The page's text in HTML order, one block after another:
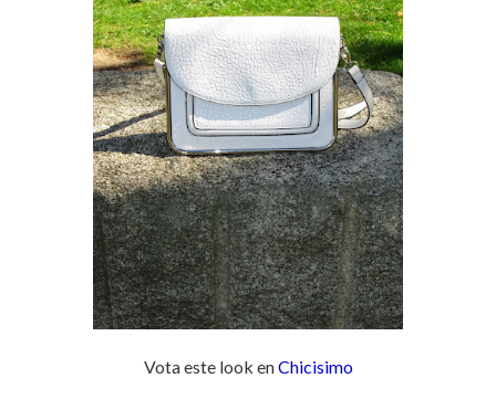
Vota este look enChicisimo